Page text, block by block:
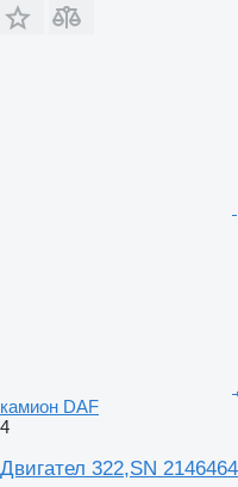
камион DAF
4
Двигател 322,SN